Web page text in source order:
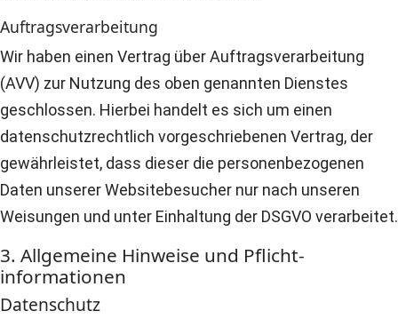
Auftragsverarbeitung
Wir haben einen Vertrag über Auftragsverarbeitung
(AVV) zur Nutzung des oben genannten Dienstes
geschlossen. Hierbei handelt es sich um einen
datenschutzrechtlich vorgeschriebenen Vertrag, der
gewährleistet, dass dieser die personenbezogenen
Daten unserer Websitebesucher nur nach unseren
Weisungen und unter Einhaltung der DSGVO verarbeitet.
3. Allgemeine Hinweise und Pflicht­
informationen
Datenschutz